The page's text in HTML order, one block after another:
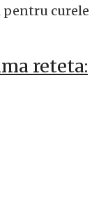
curele
reteta: